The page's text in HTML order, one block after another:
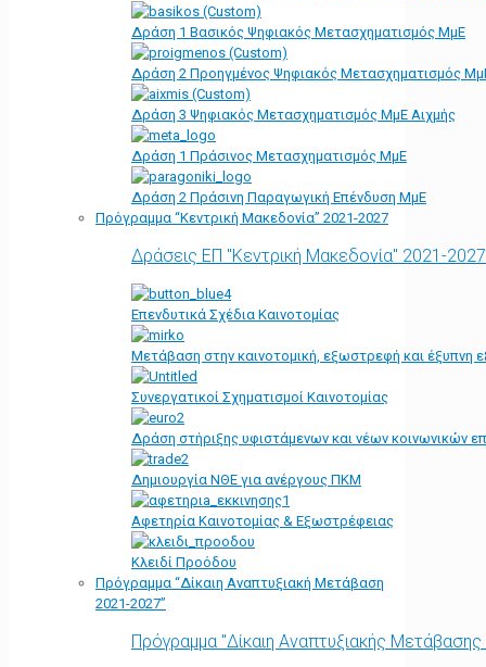
Δράση 1 Βασικός Ψηφιακός Μετασχηματισμός ΜμΕ
Δράση 2 Προηγμένος Ψηφιακός Μετασχηματισμός
Δράση 3 Ψηφιακός Μετασχηματισμός ΜμΕ Αιχμής
Δράση 1 Πράσινος Μετασχηματισμός ΜμΕ
Δράση 2 Πράσινη Παραγωγική Επένδυση ΜμΕ
Πρόγραμμα “Κεντρική Μακεδονία” 2021-2027
Δράσεις ΕΠ "Κεντρική Μακεδονία" 2021-2027
Επενδυτικά Σχέδια Καινοτομίας
Μετάβαση στην καινοτομική, εξωστρεφή και έξυπνη
Συνεργατικοί Σχηματισμοί Καινοτομίας
Δράση στήριξης υφιστάμενων και νέων κοινωνικών
Δημιουργία ΝΘΕ για ανέργους ΠΚΜ
Αφετηρία Kαινοτομίας & Εξωστρέφειας
Κλειδί Προόδου
Πρόγραμμα “Δίκαιη Αναπτυξιακή Μετάβαση
2021-2027”
Πρόγραμμα "Δίκαιη Αναπτυξιακής